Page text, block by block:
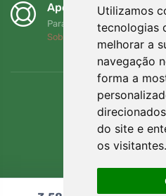
Utilizamos
tecnologias
melhorar a
navegação
forma a
do site e
os visitantes.
Apoiamos a Trees.org
Para cada encomenda
Sobre nós